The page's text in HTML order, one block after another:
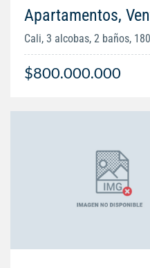
Apartamentos,
Cali, 3 alcobas, 2 baños,
$800.000.000